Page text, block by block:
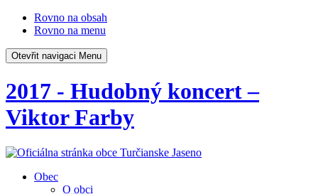
Rovno na obsah
Rovno na menu
Otevřit navigaci Menu
2017 - Hudobný koncert –
Viktor Farby
Obec
O obci